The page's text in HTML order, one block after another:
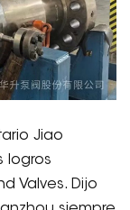
Jiao
logros
Valves. Dijo